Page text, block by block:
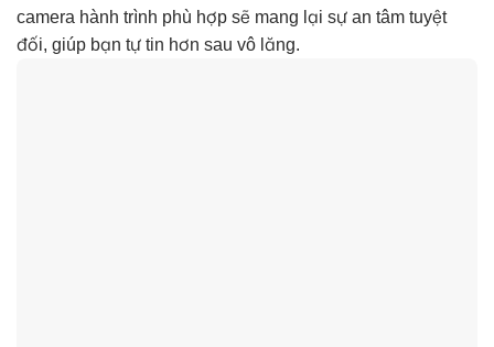
camera hành trình phù hợp sẽ mang lại sự an tâm tuyệt
đối, giúp bạn tự tin hơn sau vô lăng.